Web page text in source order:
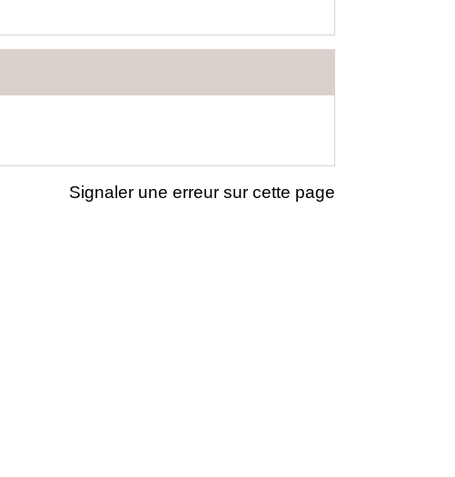
Signaler une erreur sur cette page